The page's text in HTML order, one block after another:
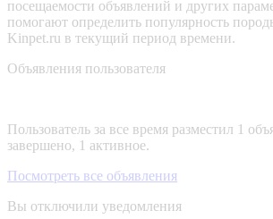
посещаемости объявлений и других
помогают определить популярность
Kinpet.ru в текущий период времени.
Объявления пользователя
Пользователь за все время разместил 1
завершено, 1 активное.
Посмотреть все объявления
Вы отключили уведомления